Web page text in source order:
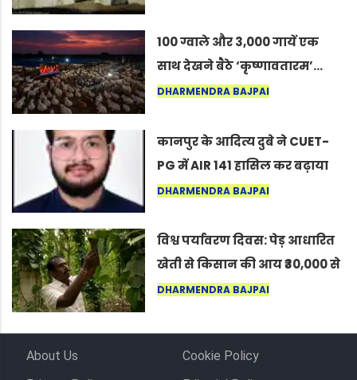
100 ग्वाले और 3,000 गायें एक
साथ देखने बैठे ‘कृष्णावतारम’…
नागपुर में दिखा ऐसा नज़ारा कि
कर सकते हैं”
DHARMENDRA BAJPAI
कानपुर के आदित्य दुबे ने CUET-
PG में AIR 141 हासिल कर बढ़ाया
शहर का मान
DHARMENDRA BAJPAI
विश्व पर्यावरण दिवस: पेड़ आधारित
खेती से किसान की आय ₹30,000 से
बढ़कर ₹3 लाख प्रति एकड़ हुई
DHARMENDRA BAJPAI
About Us
Cookie Policy